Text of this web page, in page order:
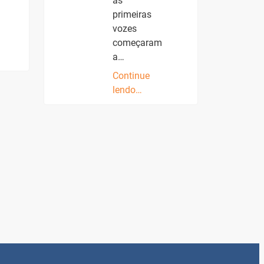
primeiras
vozes
começaram
a…
Continue
lendo…